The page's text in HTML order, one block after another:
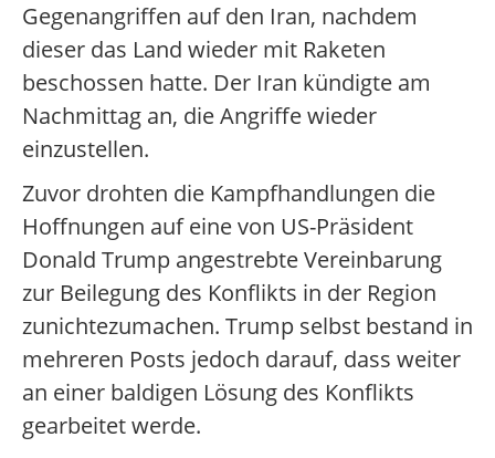
Gegenangriffen auf den Iran, nachdem
dieser das Land wieder mit Raketen
beschossen hatte. Der Iran kündigte am
Nachmittag an, die Angriffe wieder
einzustellen.
Zuvor drohten die Kampfhandlungen die
Hoffnungen auf eine von US-Präsident
Donald Trump angestrebte Vereinbarung
zur Beilegung des Konflikts in der Region
zunichtezumachen. Trump selbst bestand in
mehreren Posts jedoch darauf, dass weiter
an einer baldigen Lösung des Konflikts
gearbeitet werde.